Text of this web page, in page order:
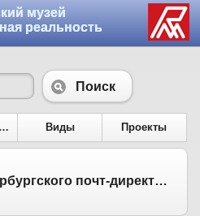
музей
реальность
Поиск
Жанры и сюжеты Виды Проекты
почтовым департаментом Константина Яковлевича Булгакова (1782-1835). 1830